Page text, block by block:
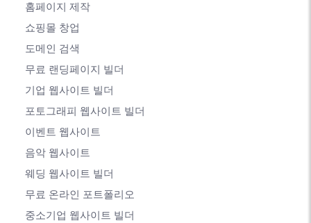
홈페이지 제작
쇼핑몰 창업
도메인 검색
무료 랜딩페이지 빌더
기업 웹사이트 빌더
포토그래피 웹사이트 빌더
이벤트 웹사이트
음악 웹사이트
웨딩 웹사이트 빌더
무료 온라인 포트폴리오
중소기업 웹사이트 빌더